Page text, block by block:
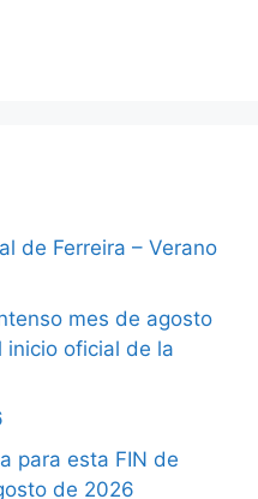
de Ferreira – Verano
mes de agosto
inicio oficial de la
para esta FIN de
de 2026